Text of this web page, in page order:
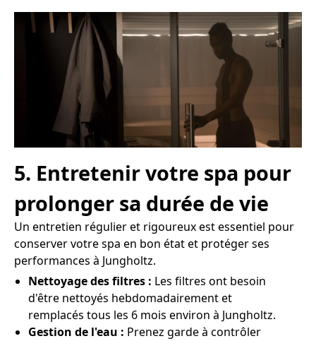
5. Entretenir votre spa pour
prolonger sa durée de vie
Un entretien régulier et rigoureux est essentiel pour
conserver votre spa en bon état et protéger ses
performances à Jungholtz.
Nettoyage des filtres : Les filtres ont besoin
d'être nettoyés hebdomadairement et
remplacés tous les 6 mois environ à Jungholtz.
Gestion de l'eau : Prenez garde à contrôler